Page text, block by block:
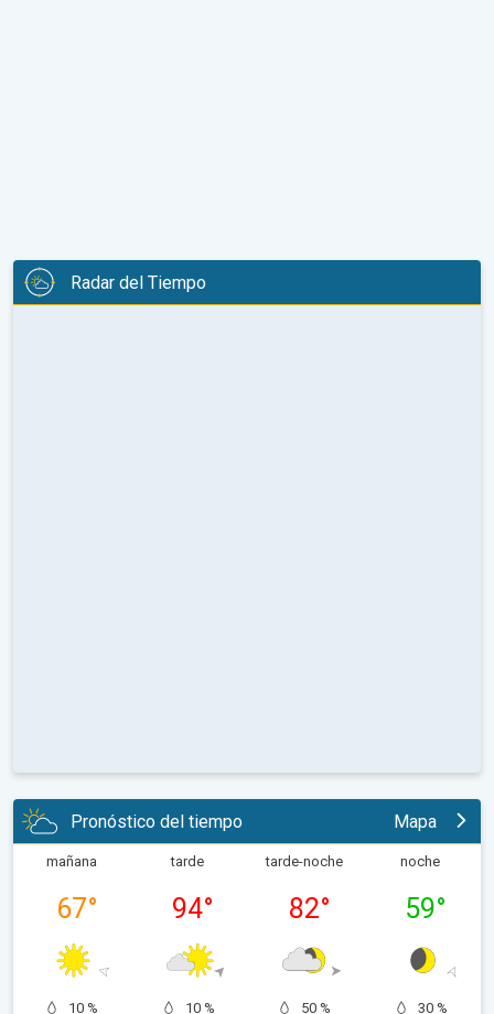
Radar del Tiempo
Pronóstico del tiempo Mapa
mañana
67°
10 %
tarde
94°
10 %
tarde-noche
82°
50 %
noche
59°
30 %